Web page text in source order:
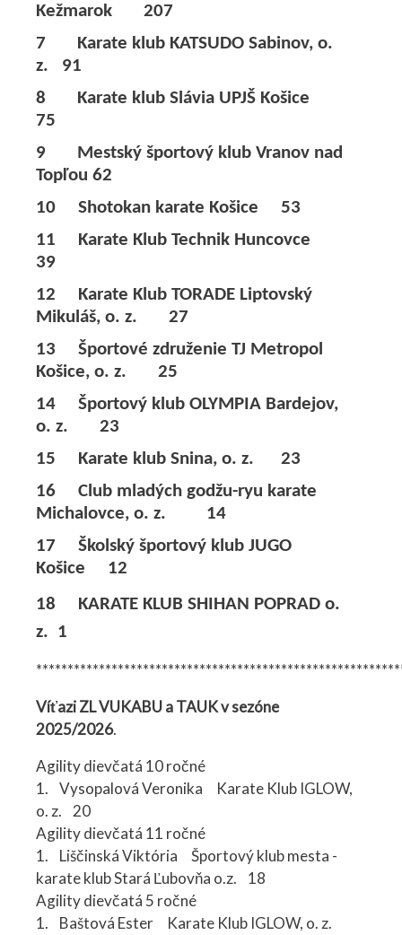
Kežmarok 207
7 Karate klub KATSUDO Sabinov, o.
z. 91
8 Karate klub Slávia UPJŠ Košice
75
9 Mestský športový klub Vranov nad
Topľou 62
10 Shotokan karate Košice 53
11 Karate Klub Technik Huncovce
39
12 Karate Klub TORADE Liptovský
Mikuláš, o. z. 27
13 Športové združenie TJ Metropol
Košice, o. z. 25
14 Športový klub OLYMPIA Bardejov,
o. z. 23
15 Karate klub Snina, o. z. 23
16 Club mladých godžu-ryu karate
Michalovce, o. z. 14
17 Školský športový klub JUGO
Košice 12
18 KARATE KLUB SHIHAN POPRAD o.
z. 1
Víťazi ZL VUKABU a TAUK v sezóne
2025/2026.
Agility dievčatá 10 ročné
1. Vysopalová Veronika Karate Klub IGLOW,
o. z. 20
Agility dievčatá 11 ročné
1. Liščinská Viktória Športový klub mesta -
karate klub Stará Ľubovňa o.z. 18
Agility dievčatá 5 ročné
1. Baštová Ester Karate Klub IGLOW, o. z.